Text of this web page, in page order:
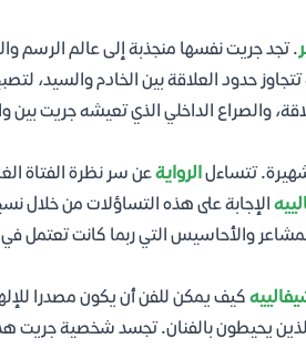
. تجد جريت نفسها منجذبة إلى عالم الرسم
حدود العلاقة بين الخادم والسيد،
والصراع الداخلي الذي تعيشه جريت بين
تتساءلالروايةعن سر نظرة الفتاة
الإجابة على هذه التساؤلات من خلال
والأحاسيس التي ربما كانت تعتمل
كيف يمكن للفن أن يكون مصدرا
يحيطون بالفنان. تجسد شخصية جريت